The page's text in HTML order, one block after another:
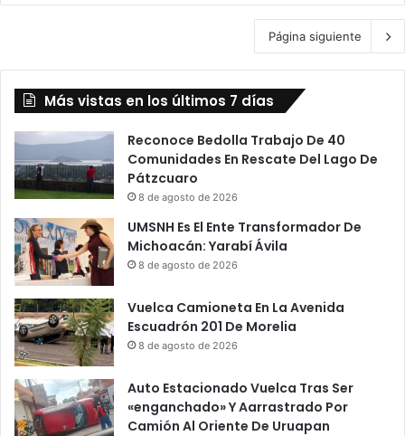
Página siguiente
Más vistas en los últimos 7 días
Reconoce Bedolla Trabajo De 40
Comunidades En Rescate Del Lago De
Pátzcuaro
8 de agosto de 2026
UMSNH Es El Ente Transformador De
Michoacán: Yarabí Ávila
8 de agosto de 2026
Vuelca Camioneta En La Avenida
Escuadrón 201 De Morelia
8 de agosto de 2026
Auto Estacionado Vuelca Tras Ser
«enganchado» Y Aarrastrado Por
Camión Al Oriente De Uruapan